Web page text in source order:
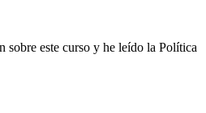
sobre este curso y he leído la Política